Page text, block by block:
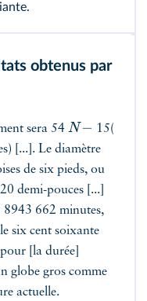
obtenus par
sera 54 N− 15(
[...]. Le diamètre
de six pieds, ou
demi-pouces [...]
8943 662 minutes,
six cent soixante
[la durée]
globe gros comme
actuelle.